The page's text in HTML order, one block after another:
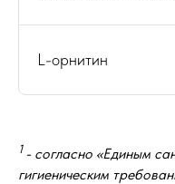
L-орнитин
1- согласно «Единым
гигиеническим